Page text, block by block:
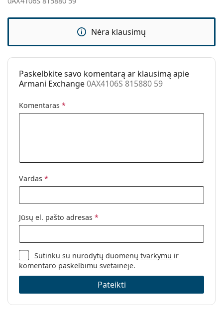
Lytis:
Vyrams
Akiniai nuo saulės
Naudojimas:
Madingi
Kodas:
0AX4106S 815880 59
Nėra klausimų
Paskelbkite savo komentarą ar klausimą apie
Armani Exchange0AX4106S 815880 59
Komentaras *
Vardas *
Jūsų el. pašto adresas *
Sutinku su nurodytų duomenųtvarkymu ir
komentaro paskelbimu svetainėje.
Pateikti